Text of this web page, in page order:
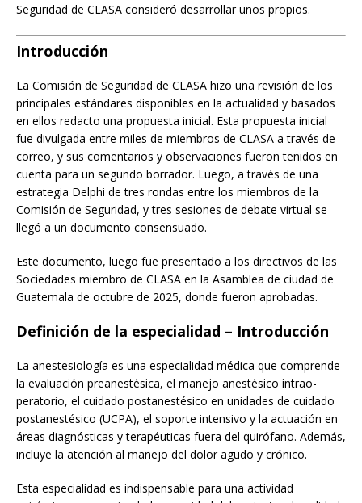
Seguridad de CLASA consideró desarrollar unos propios.
Introducción
La Comisión de Seguridad de CLASA hizo una revisión de los
principales estándares disponibles en la actualidad y basados
en ellos redacto una propuesta inicial. Esta propuesta inicial
fue divulgada entre miles de miembros de CLASA a través de
correo, y sus comentarios y observaciones fueron tenidos en
cuenta para un segundo borrador. Luego, a través de una
estrategia Delphi de tres rondas entre los miembros de la
Comisión de Seguridad, y tres sesiones de debate virtual se
llegó a un documento consensuado.
Este documento, luego fue presentado a los directivos de las
Sociedades miembro de CLASA en la Asamblea de ciudad de
Guatemala de octubre de 2025, donde fueron aprobadas.
Definición de la especialidad – Introducción
La anestesiología es una especialidad médica que comprende
la evaluación preanestésica, el manejo anestésico intrao-
peratorio, el cuidado postanestésico en unidades de cuidado
postanestésico (UCPA), el soporte intensivo y la actuación en
áreas diagnósticas y terapéuticas fuera del quirófano. Además,
incluye la atención al manejo del dolor agudo y crónico.
Esta especialidad es indispensable para una actividad